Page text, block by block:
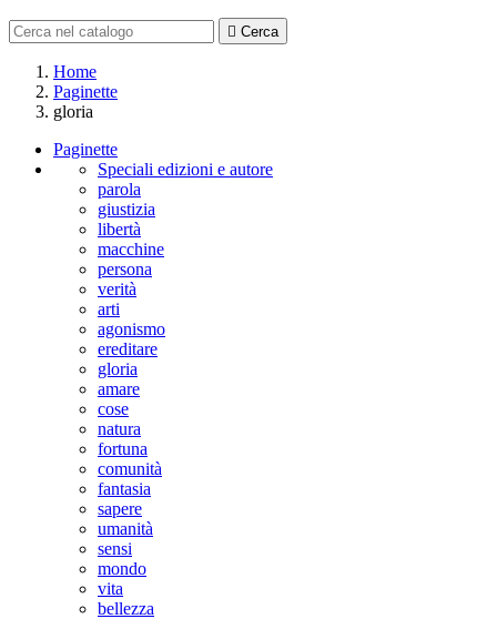
 Cerca
Home
Paginette
gloria
Paginette
Speciali edizioni e autore
parola
giustizia
libertà
macchine
persona
verità
arti
agonismo
ereditare
gloria
amare
cose
natura
fortuna
comunità
fantasia
sapere
umanità
sensi
mondo
vita
bellezza